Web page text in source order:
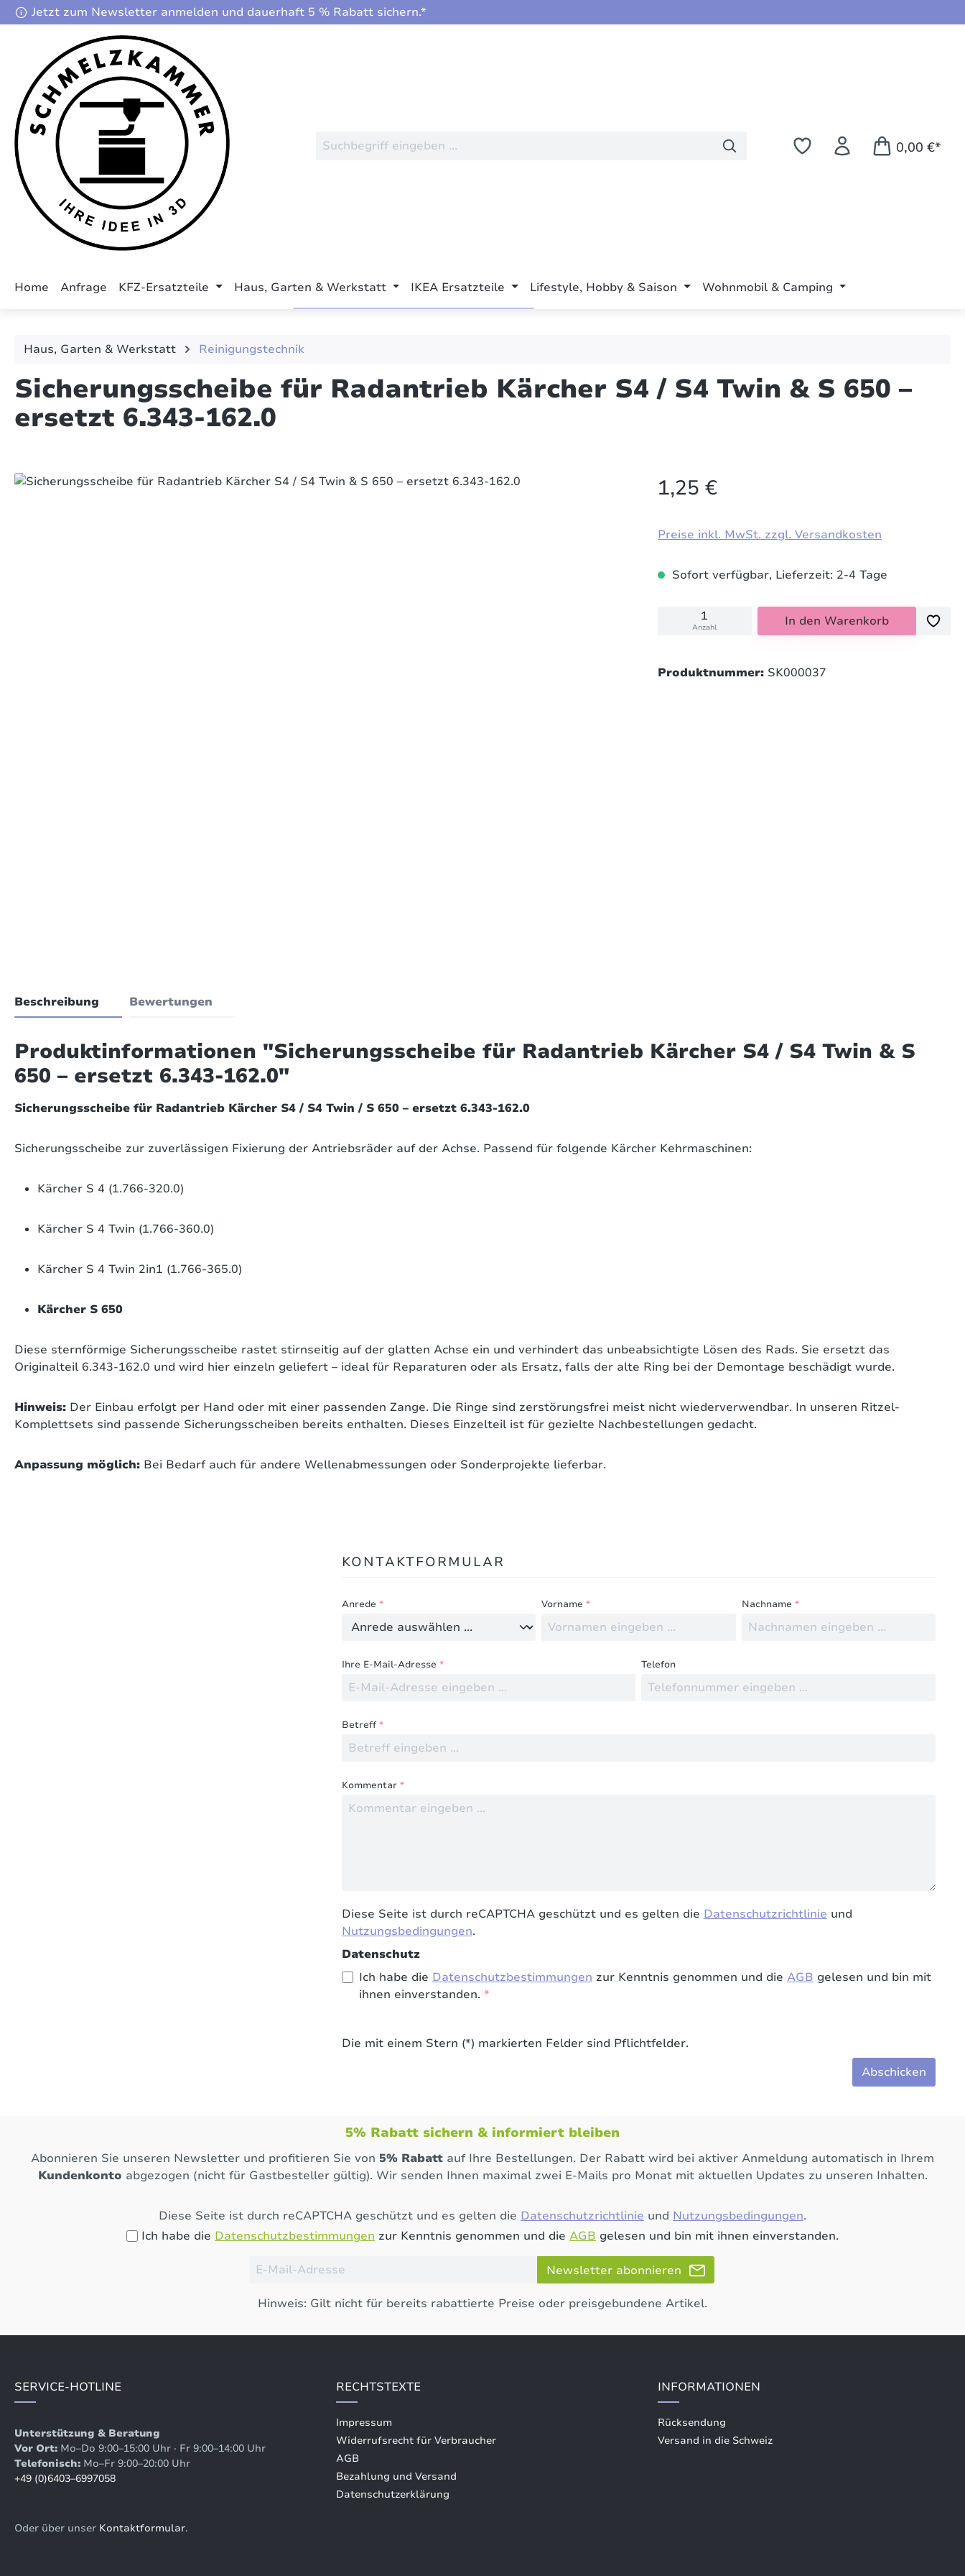
Hauptinhalt springen
Zur Suche springen
Zur Hauptnavigation springen
Jetzt zum Newsletter anmelden und dauerhaft 5 % Rabatt sichern.*
0,00 €*
Home Anfrage KFZ-Ersatzteile Haus, Garten & Werkstatt IKEA Ersatzteile Lifestyle, Hobby & Saison Wohnmobil & Camping
Haus, Garten & Werkstatt Reinigungstechnik
Sicherungsscheibe für Radantrieb Kärcher S4 / S4 Twin & S 650 –
ersetzt 6.343-162.0
Bildergalerie überspringen 1,25 €
Preise inkl. MwSt. zzgl. Versandkosten
Sofort verfügbar, Lieferzeit: 2-4 Tage
Anzahl In den Warenkorb
Produktnummer: SK000037
Beschreibung Bewertungen
Produktinformationen "Sicherungsscheibe für Radantrieb Kärcher S4 / S4 Twin & S
650 – ersetzt 6.343-162.0"
Sicherungsscheibe für Radantrieb Kärcher S4 / S4 Twin / S 650 – ersetzt 6.343-162.0
Sicherungsscheibe zur zuverlässigen Fixierung der Antriebsräder auf der Achse. Passend für folgende Kärcher Kehrmaschinen:
Kärcher S 4 (1.766-320.0)
Kärcher S 4 Twin (1.766-360.0)
Kärcher S 4 Twin 2in1 (1.766-365.0)
Kärcher S 650
Diese sternförmige Sicherungsscheibe rastet stirnseitig auf der glatten Achse ein und verhindert das unbeabsichtigte Lösen des Rads. Sie ersetzt das
Originalteil 6.343-162.0 und wird hier einzeln geliefert – ideal für Reparaturen oder als Ersatz, falls der alte Ring bei der Demontage beschädigt wurde.
Hinweis: Der Einbau erfolgt per Hand oder mit einer passenden Zange. Die Ringe sind zerstörungsfrei meist nicht wiederverwendbar. In unseren Ritzel-
Komplettsets sind passende Sicherungsscheiben bereits enthalten. Dieses Einzelteil ist für gezielte Nachbestellungen gedacht.
Anpassung möglich: Bei Bedarf auch für andere Wellenabmessungen oder Sonderprojekte lieferbar.
Keine Bewertungen gefunden. Teilen Sie Ihre Erfahrungen mit anderen.
KONTAKTFORMULAR
Anrede * Vorname* Nachname *
Ihre E-Mail-Adresse * Telefon
Betreff*
Kommentar *
Diese Seite ist durch reCAPTCHA geschützt und es gelten die Datenschutzrichtlinie und
Nutzungsbedingungen.
Datenschutz
Ich habe die Datenschutzbestimmungen zur Kenntnis genommen und die AGB gelesen und bin mit
ihnen einverstanden. *
Die mit einem Stern (*) markierten Felder sind Pflichtfelder.
Abschicken
5% Rabatt sichern & informiert bleiben
Abonnieren Sie unseren Newsletter und profitieren Sie von 5% Rabatt auf Ihre Bestellungen. Der Rabatt wird bei aktiver Anmeldung automatisch in Ihrem
Kundenkonto abgezogen (nicht für Gastbesteller gültig). Wir senden Ihnen maximal zwei E-Mails pro Monat mit aktuellen Updates zu unseren Inhalten.
Diese Seite ist durch reCAPTCHA geschützt und es gelten die Datenschutzrichtlinie und Nutzungsbedingungen.
Ich habe die Datenschutzbestimmungen zur Kenntnis genommen und die AGB gelesen und bin mit ihnen einverstanden.
Newsletter abonnieren
Hinweis: Gilt nicht für bereits rabattierte Preise oder preisgebundene Artikel.
SERVICE-HOTLINE
Unterstützung & Beratung
Vor Ort: Mo–Do 9:00–15:00 Uhr · Fr 9:00–14:00 Uhr
Telefonisch: Mo–Fr 9:00–20:00 Uhr
+49 (0)6403–6997058
Oder über unser Kontaktformular.
RECHTSTEXTE
Impressum
Widerrufsrecht für Verbraucher
AGB
Bezahlung und Versand
Datenschutzerklärung
INFORMATIONEN
Rücksendung
Versand in die Schweiz